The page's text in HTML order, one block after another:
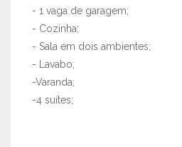
- 1 vaga de garagem;
- Cozinha;
- Sala em dois ambientes;
- Lavabo;
-Varanda;
-4 suítes;